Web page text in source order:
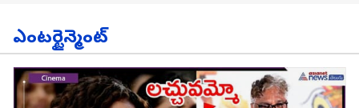
ఎంటర్టైన్మెంట్